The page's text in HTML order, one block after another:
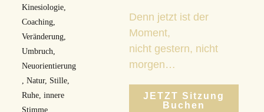
Denn jetzt ist der
Moment,
nicht gestern, nicht
morgen…
JETZT Sitzung
Buchen